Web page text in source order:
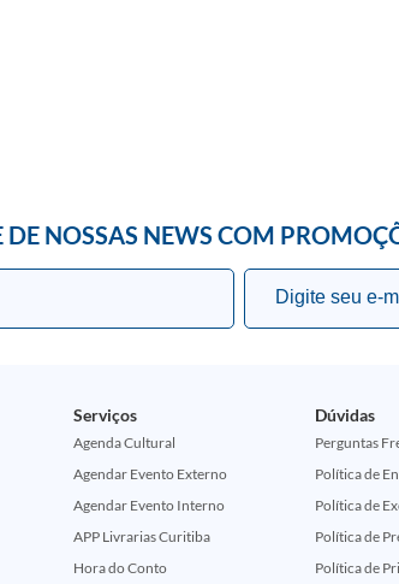
DE NOSSAS NEWS COM
Serviços
Agenda Cultural
Agendar Evento Externo
Agendar Evento Interno
APP Livrarias Curitiba
Hora do Conto
Dúvidas
Perguntas
Política de
Política de
Política de
Política de